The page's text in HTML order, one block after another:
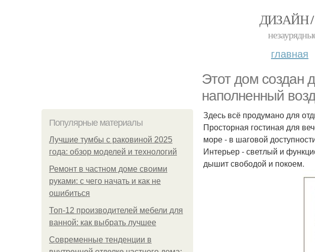
ДИЗАЙН /
главная
Этот дом создан
наполненный
Популярные материалы
Лучшие тумбы с раковиной 2025
года: обзор моделей и технологий
Ремонт в частном доме своими
руками: с чего начать и как не
ошибиться
Топ-12 производителей мебели для
ванной: как выбрать лучшее
Современные тенденции в
Здесь всё продумано для
Просторная гостиная для
море - в шаговой
Интерьер - светлый и
дышит свободой и покоем.